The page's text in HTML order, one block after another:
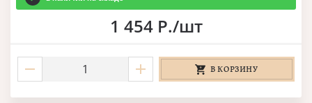
1 454 Р./шт
В КОРЗИНУ